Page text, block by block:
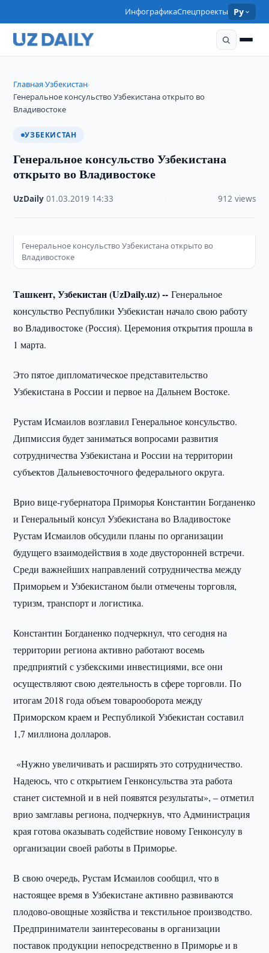
ИнфографикаСпецпроекты Ру
Главная›Узбекистан›
Генеральное консульство Узбекистана открыто во
Владивостоке
УЗБЕКИСТАН
Генеральное консульство Узбекистана
открыто во Владивостоке
UzDaily ·01.03.2019 14:33 912 views
Генеральное консульство Узбекистана открыто во
Владивостоке
Ташкент, Узбекистан (UzDaily.uz) --Генеральное
консульство Республики Узбекистан начало свою работу
во Владивостоке (Россия). Церемония открытия прошла в
1 марта.
Это пятое дипломатическое представительство
Узбекистана в России и первое на Дальнем Востоке.
Рустам Исмаилов возглавил Генеральное консульство.
Дипмиссия будет заниматься вопросами развития
сотрудничества Узбекистана и России на территории
субъектов Дальневосточного федерального округа.
Врио вице-губернатора Приморья Константин Богданенко
и Генеральный консул Узбекистана во Владивостоке
Рустам Исмаилов обсудили планы по организации
будущего взаимодействия в ходе двусторонней встречи.
Среди важнейших направлений сотрудничества между
Приморьем и Узбекистаном были отмечены торговля,
туризм, транспорт и логистика.
Константин Богданенко подчеркнул, что сегодня на
территории региона активно работают восемь
предприятий с узбекскими инвестициями, все они
осуществляют свою деятельность в сфере торговли. По
итогам 2018 года объем товарооборота между
Приморском краем и Республикой Узбекистан составил
1,7 миллиона долларов.
«Нужно увеличивать и расширять это сотрудничество.
Надеюсь, что с открытием Генконсульства эта работа
станет системной и в ней появятся результаты», – отметил
врио замглавы региона, подчеркнув, что Администрация
края готова оказывать содействие новому Генконсулу в
организации своей работы в Приморье.
В свою очередь, Рустам Исмаилов сообщил, что в
настоящее время в Узбекистане активно развиваются
плодово-овощные хозяйства и текстильное производство.
Предприниматели заинтересованы в организации
поставок продукции непосредственно в Приморье и в